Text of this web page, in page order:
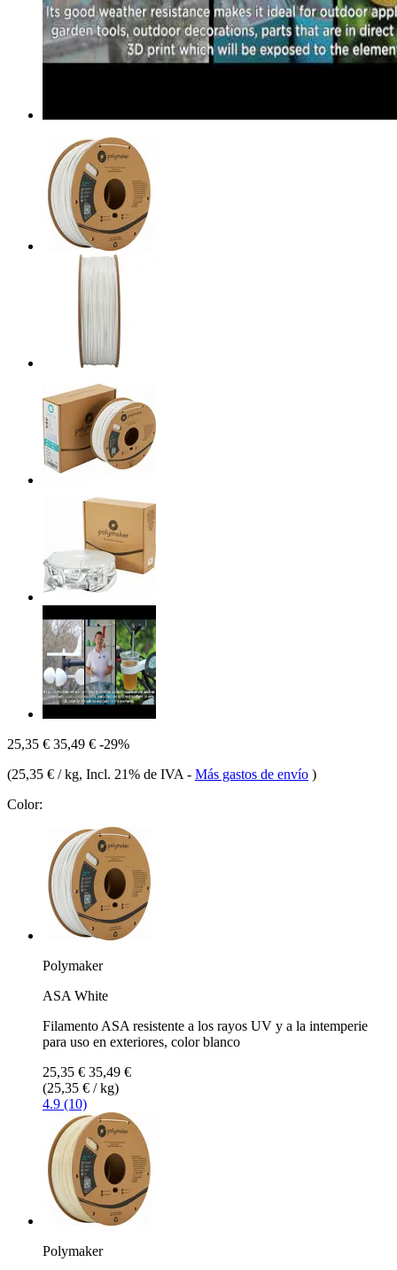
25,35 € 35,49 € -29%
(25,35 € / kg, Incl. 21% de IVA - Más gastos de envío )
Color:
Polymaker
ASA White
Filamento ASA resistente a los rayos UV y a la intemperie
para uso en exteriores, color blanco
25,35 € 35,49 €
(25,35 € / kg)
4.9 (10)
Polymaker